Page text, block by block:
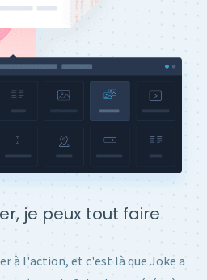
je peux tout faire
à l'action, et c'est là que Joke a